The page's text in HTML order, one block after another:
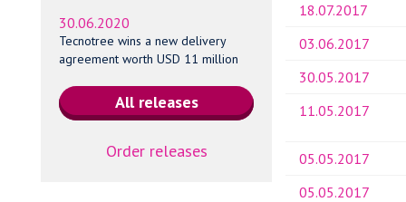
30.06.2020
Tecnotree wins a new delivery
agreement worth USD 11 million
Order releases
18.07.2017
03.06.2017
30.05.2017
11.05.2017
05.05.2017
05.05.2017